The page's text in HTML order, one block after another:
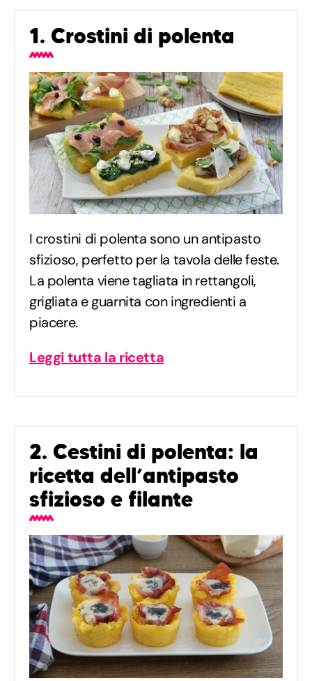
1. Crostini di polenta
I crostini di polenta sono un antipasto
sfizioso, perfetto per la tavola delle feste.
La polenta viene tagliata in rettangoli,
grigliata e guarnita con ingredienti a
piacere.
Leggi tutta la ricetta
2. Cestini di polenta: la
ricetta dell’antipasto
sfizioso e filante